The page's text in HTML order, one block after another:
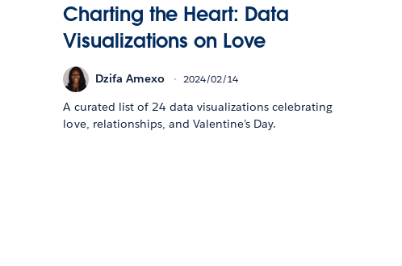
Charting the Heart: Data
Visualizations on Love
Dzifa Amexo 2024/02/14
A curated list of 24 data visualizations celebrating
love, relationships, and Valentine’s Day.